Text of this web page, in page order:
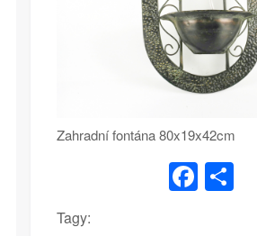
Zahradní fontána 80x19x42cm
Tagy: